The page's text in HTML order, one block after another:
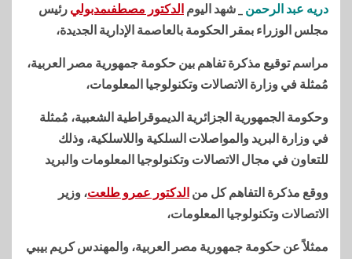
دريه عبد الرحمن _ شهد اليوم الدكتور مصطفىمدبولي رئيس
مجلس الوزراء بمقر الحكومة بالعاصمة الإدارية الجديدة،
مراسم توقيع مذكرة تفاهم بين حكومة جمهورية مصر العربية،
مُمثلة في وزارة الاتصالات وتكنولوجيا المعلومات،
وحكومة الجمهورية الجزائرية الديموقراطية الشعبية، مُمثلة
في وزارة البريد والمواصلات السلكية واللاسلكية، وذلك
للتعاون في مجال الاتصالات وتكنولوجيا المعلومات والبريد
ووقع مذكرة التفاهم كل من الدكتور عمرو طلعت، وزير
الاتصالات وتكنولوجيا المعلومات،
ممثلاً عن حكومة جمهورية مصر العربية، والمهندس كريم بيبي